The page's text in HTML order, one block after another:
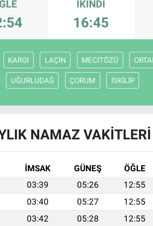
İKINDI
16:45
KARGI LAÇİN MECİTÖZÜ
UĞURLUDAĞ ÇORUM İSKİLİP
NAMAZ VAKITLERI
İMSAK GÜNEŞ ÖĞLE
03:39 05:26 12:55
03:40 05:27 12:55
03:42 05:28 12:55